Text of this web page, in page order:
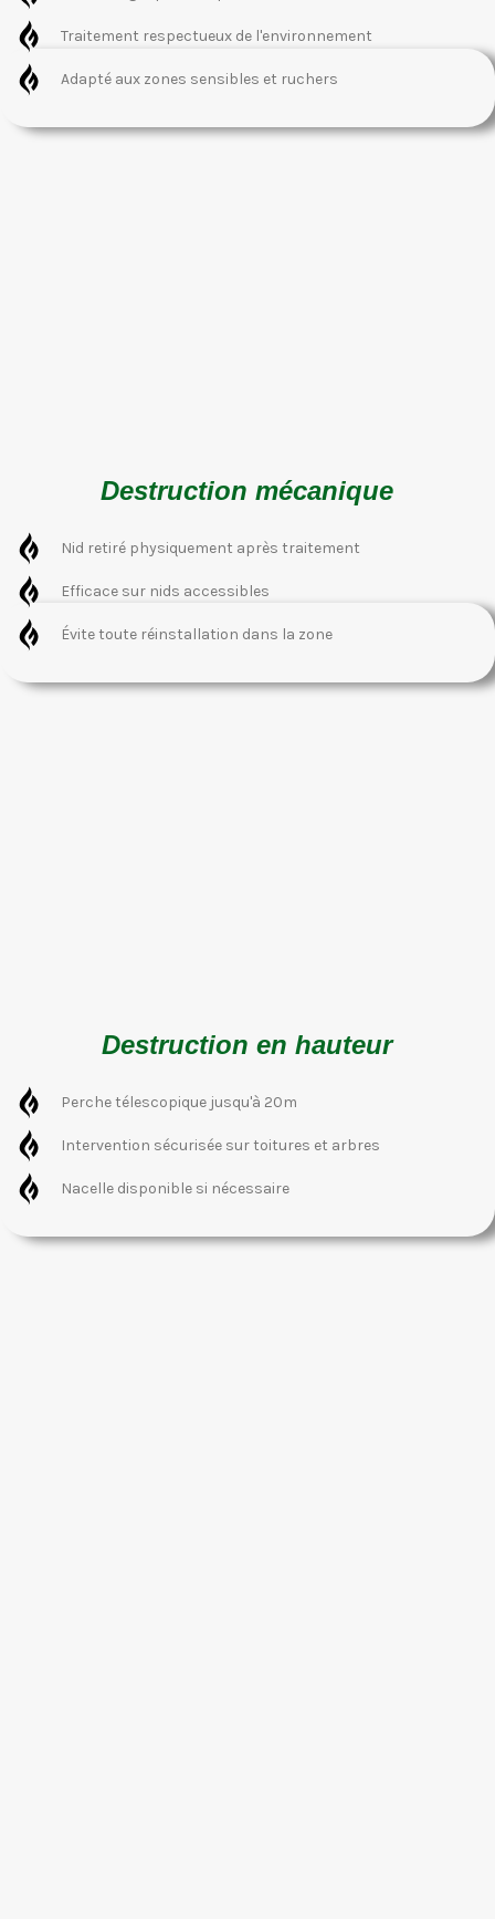
Traitement respectueux de l'environnement
Adapté aux zones sensibles et ruchers
Destruction mécanique
Nid retiré physiquement après traitement
Efficace sur nids accessibles
Évite toute réinstallation dans la zone
Destruction en hauteur
Perche télescopique jusqu'à 20m
Intervention sécurisée sur toitures et arbres
Nacelle disponible si nécessaire